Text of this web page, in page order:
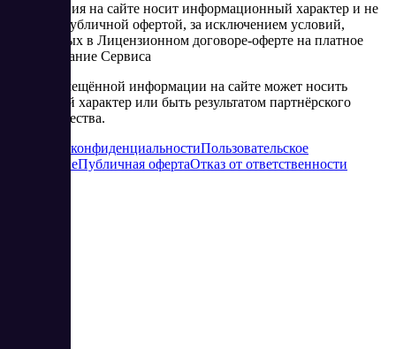
Информация на сайте носит информационный характер и не
является публичной офертой, за исключением условий,
изложенных в Лицензионном договоре-оферте на платное
использование Сервиса
Часть размещённой информации на сайте может носить
рекламный характер или быть результатом партнёрского
сотрудничества.
Политика конфиденциальностиПользовательское
соглашениеПубличная офертаОтказ от ответственности